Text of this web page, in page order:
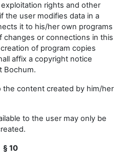
rights and other
the user modifies data in a
it to his/her own programs
changes or connections in this
of program copies
affix a copyright notice
Bochum.
the content created by him/her
to the user may only be
§ 10